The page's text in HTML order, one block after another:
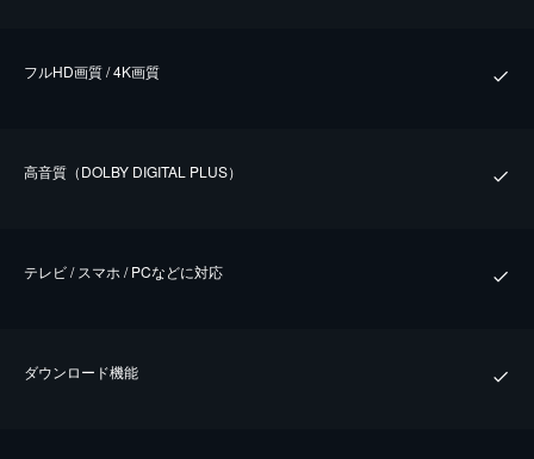
フルHD画質 / 4K画質
⾼⾳質（DOLBY DIGITAL PLUS）
テレビ / スマホ / PCなどに対応
ダウンロード機能